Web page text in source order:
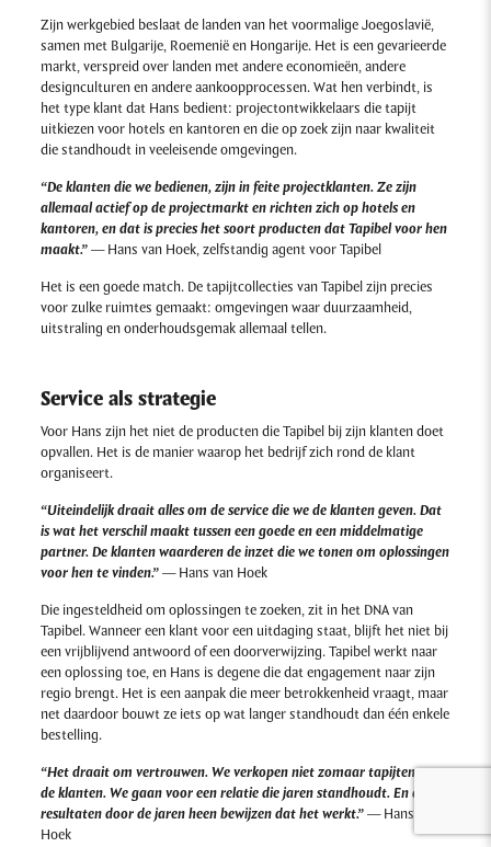
Zijn werkgebied beslaat de landen van het voormalige Joegoslavië,
samen met Bulgarije, Roemenië en Hongarije. Het is een gevarieerde
markt, verspreid over landen met andere economieën, andere
designculturen en andere aankoopprocessen. Wat hen verbindt, is
het type klant dat Hans bedient: projectontwikkelaars die tapijt
uitkiezen voor hotels en kantoren en die op zoek zijn naar kwaliteit
die standhoudt in veeleisende omgevingen.
“De klanten die we bedienen, zijn in feite projectklanten. Ze zijn
allemaal actief op de projectmarkt en richten zich op hotels en
kantoren, en dat is precies het soort producten dat Tapibel voor hen
maakt.”— Hans van Hoek, zelfstandig agent voor Tapibel
Het is een goede match. De tapijtcollecties van Tapibel zijn precies
voor zulke ruimtes gemaakt: omgevingen waar duurzaamheid,
uitstraling en onderhoudsgemak allemaal tellen.
Service als strategie
Voor Hans zijn het niet de producten die Tapibel bij zijn klanten doet
opvallen. Het is de manier waarop het bedrijf zich rond de klant
organiseert.
“Uiteindelijk draait alles om de service die we de klanten geven. Dat
is wat het verschil maakt tussen een goede en een middelmatige
partner. De klanten waarderen de inzet die we tonen om oplossingen
voor hen te vinden.”— Hans van Hoek
Die ingesteldheid om oplossingen te zoeken, zit in het DNA van
Tapibel. Wanneer een klant voor een uitdaging staat, blijft het niet bij
een vrijblijvend antwoord of een doorverwijzing. Tapibel werkt naar
een oplossing toe, en Hans is degene die dat engagement naar zijn
regio brengt. Het is een aanpak die meer betrokkenheid vraagt, maar
net daardoor bouwt ze iets op wat langer standhoudt dan één enkele
bestelling.
“Het draait om vertrouwen. We verkopen niet zomaar tapijten aan
de klanten. We gaan voor een relatie die jaren standhoudt. En de
resultaten door de jaren heen bewijzen dat het werkt.”— Hans van
Hoek